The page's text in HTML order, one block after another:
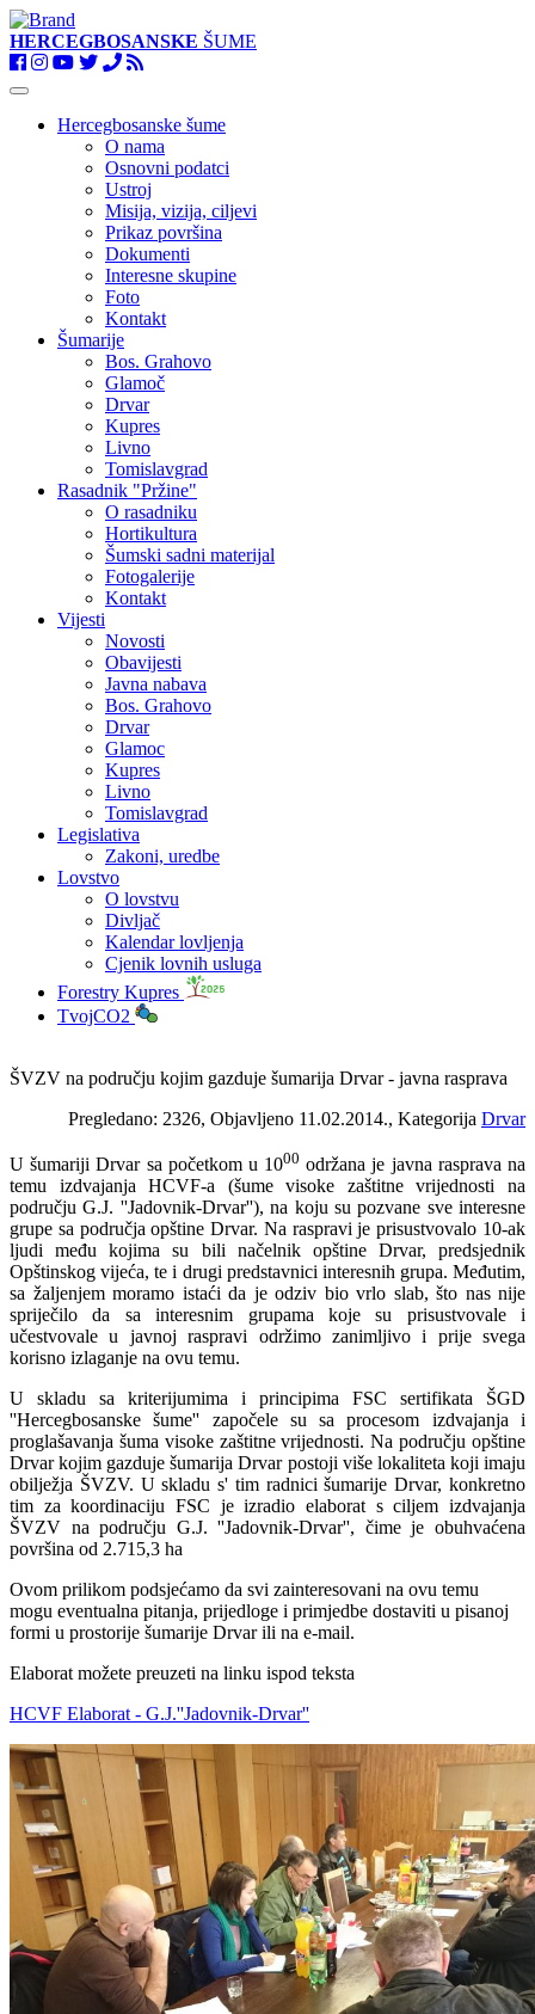
HERCEGBOSANSKE ŠUME
Toggle
navigationHercegbosanske šume
O nama
Osnovni podatci
Ustroj
Misija, vizija, ciljevi
Prikaz površina
Dokumenti
Interesne skupine
Foto
Kontakt
Šumarije
Bos. Grahovo
Glamoč
Drvar
Kupres
Livno
Tomislavgrad
Rasadnik "Pržine"
O rasadniku
Hortikultura
Šumski sadni materijal
Fotogalerije
Kontakt
Vijesti
Novosti
Obavijesti
Javna nabava
Bos. Grahovo
Drvar
Glamoc
Kupres
Livno
Tomislavgrad
Legislativa
Zakoni, uredbe
Lovstvo
O lovstvu
Divljač
Kalendar lovljenja
Cjenik lovnih usluga
Forestry Kupres
TvojCO2
ŠVZV na području kojim gazduje šumarija Drvar - javna rasprava
Pregledano: 2326, Objavljeno 11.02.2014., Kategorija Drvar
U šumariji Drvar sa početkom u 1000 održana je javna rasprava na
temu izdvajanja HCVF-a (šume visoke zaštitne vrijednosti na
području G.J. ''Jadovnik-Drvar''), na koju su pozvane sve interesne
grupe sa područja opštine Drvar. Na raspravi je prisustvovalo 10-ak
ljudi među kojima su bili načelnik opštine Drvar, predsjednik
Opštinskog vijeća, te i drugi predstavnici interesnih grupa. Međutim,
sa žaljenjem moramo istaći da je odziv bio vrlo slab, što nas nije
spriječilo da sa interesnim grupama koje su prisustvovale i
učestvovale u javnoj raspravi održimo zanimljivo i prije svega
korisno izlaganje na ovu temu.
U skladu sa kriterijumima i principima FSC sertifikata ŠGD
''Hercegbosanske šume'' započele su sa procesom izdvajanja i
proglašavanja šuma visoke zaštitne vrijednosti. Na području opštine
Drvar kojim gazduje šumarija Drvar postoji više lokaliteta koji imaju
obilježja ŠVZV. U skladu s' tim radnici šumarije Drvar, konkretno
tim za koordinaciju FSC je izradio elaborat s ciljem izdvajanja
ŠVZV na području G.J. ''Jadovnik-Drvar'', čime je obuhvaćena
površina od 2.715,3 ha
Ovom prilikom podsjećamo da svi zainteresovani na ovu temu
mogu eventualna pitanja, prijedloge i primjedbe dostaviti u pisanoj
formi u prostorije šumarije Drvar ili na e-mail.
Elaborat možete preuzeti na linku ispod teksta
HCVF Elaborat - G.J.''Jadovnik-Drvar''